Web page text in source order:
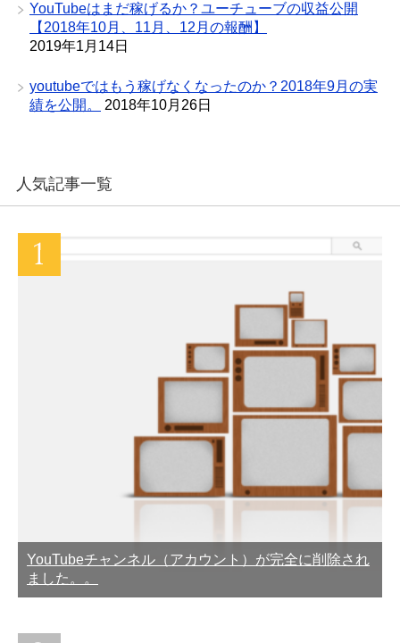
YouTubeはまだ稼げるか？ユーチューブの収益公開
【2018年10月、11月、12月の報酬】
2019年1月14日
youtubeではもう稼げなくなったのか？2018年9月の実
績を公開。
2018年10月26日
人気記事一覧
YouTubeチャンネル（アカウント）が完全に削除され
ました。。